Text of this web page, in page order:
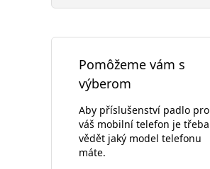
Pomôžeme vám s
výberom
Aby příslušenství padlo pro
váš mobilní telefon je třeba
vědět jaký model telefonu
máte.